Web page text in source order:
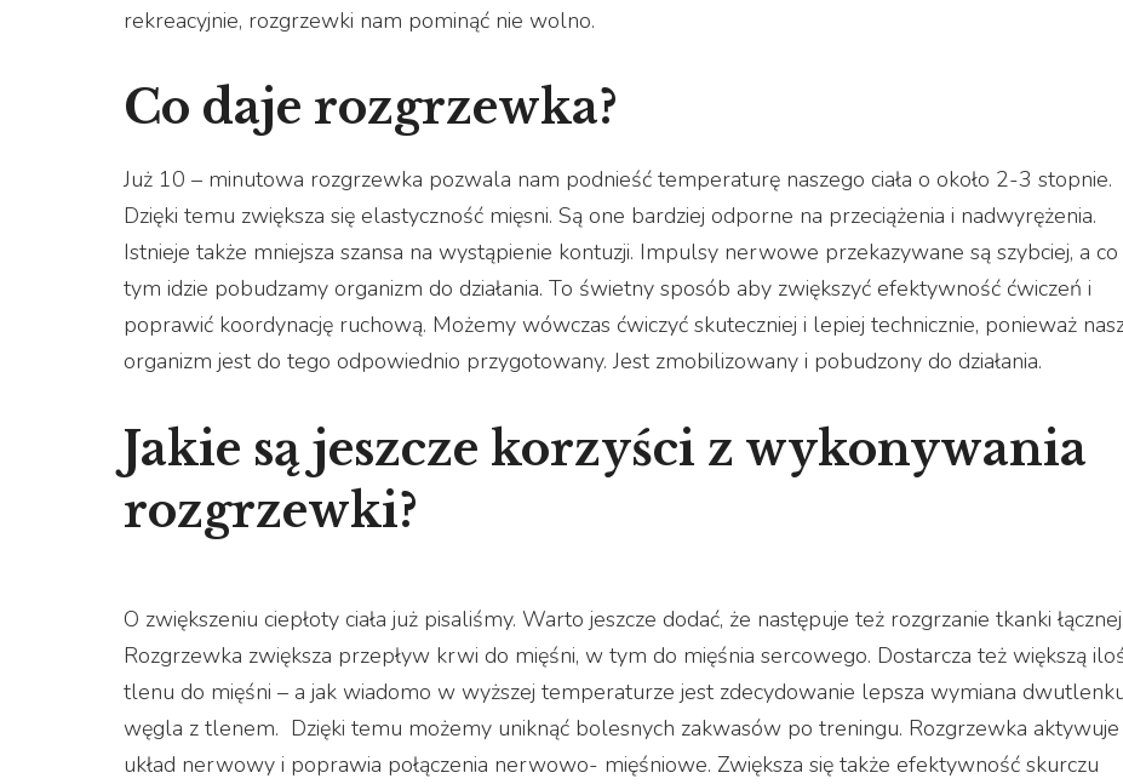
rekreacyjnie, rozgrzewki nam pominąć nie wolno.
Co daje rozgrzewka?
Już 10 – minutowa rozgrzewka pozwala nam podnieść temperaturę naszego ciała o około 2-3 stopnie.
Dzięki temu zwiększa się elastyczność mięsni. Są one bardziej odporne na przeciążenia i nadwyrężenia.
Istnieje także mniejsza szansa na wystąpienie kontuzji. Impulsy nerwowe przekazywane są szybciej, a co
tym idzie pobudzamy organizm do działania. To świetny sposób aby zwiększyć efektywność ćwiczeń i
poprawić koordynację ruchową. Możemy wówczas ćwiczyć skuteczniej i lepiej technicznie, ponieważ
organizm jest do tego odpowiednio przygotowany. Jest zmobilizowany i pobudzony do działania.
Jakie są jeszcze korzyści z wykonywania
rozgrzewki?
O zwiększeniu ciepłoty ciała już pisaliśmy. Warto jeszcze dodać, że następuje też rozgrzanie tkanki łącznej.
Rozgrzewka zwiększa przepływ krwi do mięśni, w tym do mięśnia sercowego. Dostarcza też większą
tlenu do mięśni – a jak wiadomo w wyższej temperaturze jest zdecydowanie lepsza wymiana
węgla z tlenem. Dzięki temu możemy uniknąć bolesnych zakwasów po treningu. Rozgrzewka aktywuje
układ nerwowy i poprawia połączenia nerwowo- mięśniowe. Zwiększa się także efektywność skurczu